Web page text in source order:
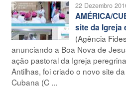
22 Dezembro
AMÉRICA/
site da Igreja
(Agência
anunciando a Boa Nova de
ação pastoral da Igreja
Antilhas, foi criado o novo site
Cubana (C ...